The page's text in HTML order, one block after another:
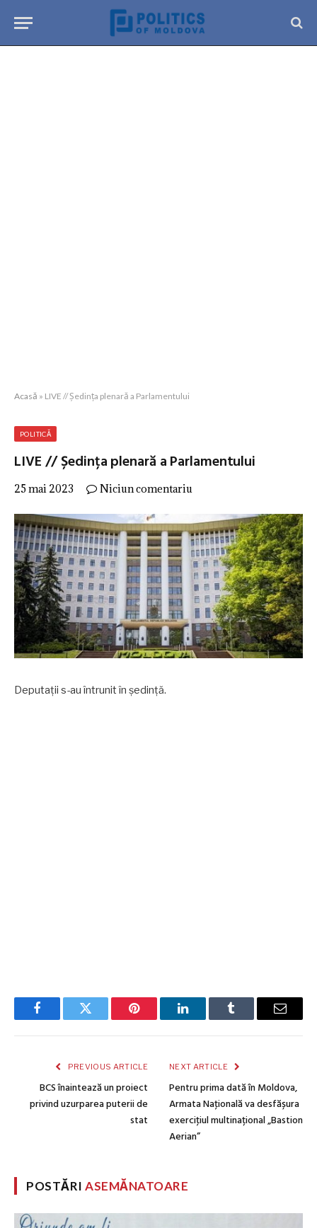
Acasă » LIVE // Ședința plenară a Parlamentului
POLITICĂ
LIVE // Ședința plenară a Parlamentului
25 mai 2023 Niciun comentariu
Deputații s-au întrunit în ședință.
FacebookTwitter Pinterest LinkedInTumblr Email
PREVIOUS ARTICLE
BCS înaintează un proiect
privind uzurparea puterii de
stat
NEXT ARTICLE
Pentru prima dată în Moldova,
Armata Naţională va desfășura
exerciţiul multinațional „Bastion
Aerian”
POSTĂRIASEMĂNATOARE